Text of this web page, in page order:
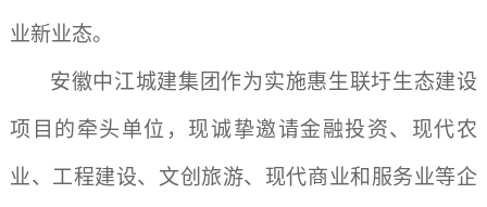
业新业态。
安徽中江城建集团作为实施惠生联圩生态建设
项目的牵头单位，现诚挚邀请金融投资、现代农
业、工程建设、文创旅游、现代商业和服务业等企